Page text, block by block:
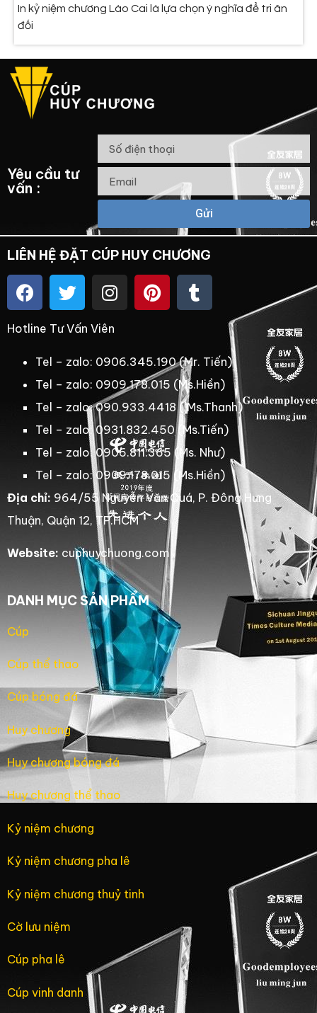
In kỷ niệm chương Lào Cai là lựa chọn ý nghĩa để tri ân
đối
Yêu cầu tư
vấn :
Gửi
LIÊN HỆ ĐẶT CÚP HUY CHƯƠNG
Hotline Tư Vấn Viên
Tel – zalo: 0906.345.190 (Mr. Tiến)
Tel – zalo: 0909.178.015 (Ms.Hiền)
Tel – zalo: 090.933.4418 ( Ms.Thanh)
Tel – zalo: 0931.832.450 (Ms.Tiến)
Tel – zalo: 0906.811.365 (Ms. Như)
Tel – zalo: 0909.178.015 (Ms.Hiền)
Địa chỉ: 964/55 Nguyễn Văn Quá, P. Đông Hưng
Thuận, Quận 12, TP.HCM
Website: cuphuychuong.com
DANH MỤC SẢN PHẨM
Cúp
Cúp thể thao
Cúp bóng đá
Huy chương
Huy chương bóng đá
Huy chương thể thao
Kỷ niệm chương
Kỷ niệm chương pha lê
Kỷ niệm chương thuỷ tinh
Cờ lưu niệm
Cúp pha lê
Cúp vinh danh